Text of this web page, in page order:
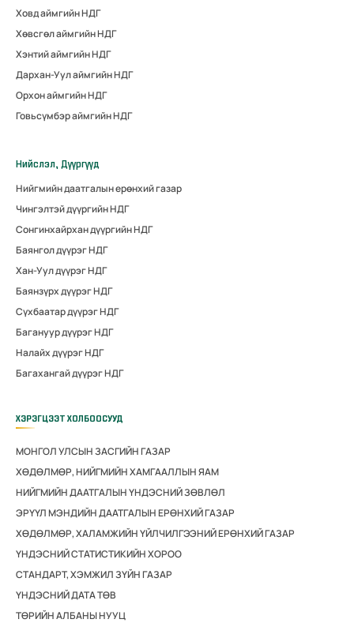
Ховд аймгийн НДГ
Хөвсгөл аймгийн НДГ
Хэнтий аймгийн НДГ
Дархан-Уул аймгийн НДГ
Орхон аймгийн НДГ
Говьсүмбэр аймгийн НДГ
Нийслэл, Дүүргүүд
Нийгмийн даатгалын ерөнхий газар
Чингэлтэй дүүргийн НДГ
Сонгинхайрхан дүүргийн НДГ
Баянгол дүүрэг НДГ
Хан-Уул дүүрэг НДГ
Баянзүрх дүүрэг НДГ
Сүхбаатар дүүрэг НДГ
Багануур дүүрэг НДГ
Налайх дүүрэг НДГ
Багахангай дүүрэг НДГ
ХЭРЭГЦЭЭТ ХОЛБООСУУД
МОНГОЛ УЛСЫН ЗАСГИЙН ГАЗАР
ХӨДӨЛМӨР, НИЙГМИЙН ХАМГААЛЛЫН ЯАМ
НИЙГМИЙН ДААТГАЛЫН ҮНДЭСНИЙ ЗӨВЛӨЛ
ЭРҮҮЛ МЭНДИЙН ДААТГАЛЫН ЕРӨНХИЙ ГАЗАР
ХӨДӨЛМӨР, ХАЛАМЖИЙН ҮЙЛЧИЛГЭЭНИЙ ЕРӨНХИЙ ГАЗАР
ҮНДЭСНИЙ СТАТИСТИКИЙН ХОРОО
СТАНДАРТ, ХЭМЖИЛ ЗҮЙН ГАЗАР
ҮНДЭСНИЙ ДАТА ТӨВ
ТӨРИЙН АЛБАНЫ НУУЦ